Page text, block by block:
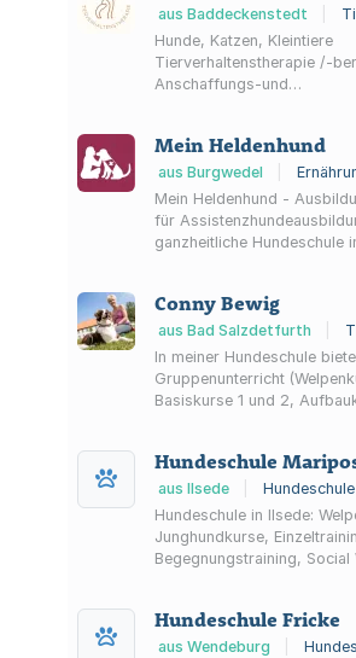
aus Baddeckenstedt
Hunde, Katzen, Kleintiere
Tierverhaltenstherapie /-
Anschaffungs-und
Mein Heldenhund
aus Burgwedel
Ernährungsberater für Tiere,
Mein Heldenhund -
für
ganzheitliche Hundeschule
Familienhunde,
Tellington TTouch,
Ernährungsberatung für
der
Sachkundenachweis/
auf die Ausbildung von A...
Conny Bewig
aus Bad Salzdetfurth
In meiner Hundeschule
Gruppenunterricht
Basiskurse 1 und 2,
(Crossdogging, Mantrailing,
for fun, Futterdummy) -
(in Präsenz und Online) -
Begegnungstraining - Anti-
Training - Abnahme des
Praxis -...
Hundeschule
aus Ilsede
Hundeschule
Hundeschule in Ilsede:
Junghundkurse,
Begegnungstraining, Social
Hundeschule Fricke
aus Wendeburg